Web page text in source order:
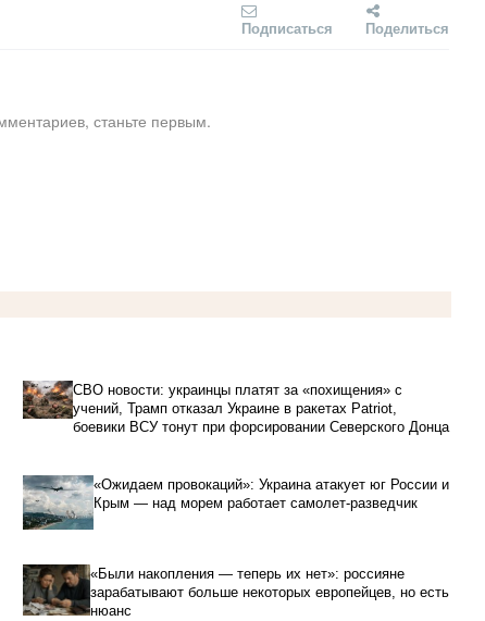
Подписаться Поделиться
станьте первым.
СВО новости: украинцы платят за «похищения» с
учений, Трамп отказал Украине в ракетах Patriot,
боевики ВСУ тонут при форсировании Северского Донца
«Ожидаем провокаций»: Украина атакует юг России и
Крым — над морем работает самолет-разведчик
«Были накопления — теперь их нет»: россияне
зарабатывают больше некоторых европейцев, но есть
нюанс